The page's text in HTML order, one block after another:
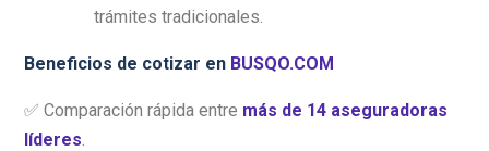
trámites tradicionales.
Beneficios de cotizar en BUSQO.COM
✅ Comparación rápida entre más de 14 aseguradoras
líderes